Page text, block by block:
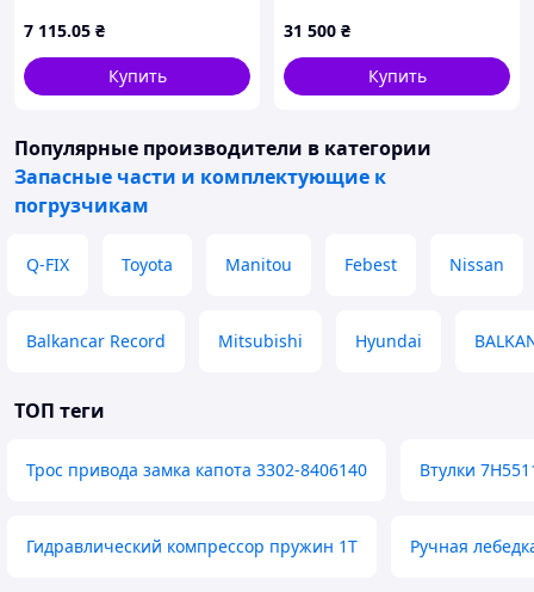
7 115.05 ₴
Купить
J31 500 ₴
Купить
Популярные производители в категории
Запасные части и комплектующие к
погрузчикам
Q-FIX Toyota Manitou Febest Nissan
Balkancar Record Mitsubishi Hyundai
ТОП теги
Трос привода замка капота 3302-8406140 Втулки
Гидравлический компрессор пружин 1T Ручная